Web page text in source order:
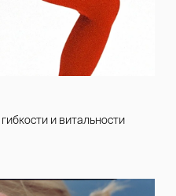
и витальности